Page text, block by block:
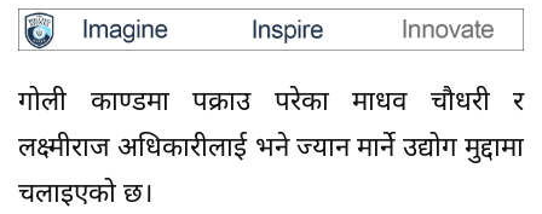
गोली काण्डमा पक्राउ परेका माधव चौधरी र
लक्ष्मीराज अधिकारीलाई भने ज्यान मार्ने उद्योग मुद्दामा
चलाइएको छ।